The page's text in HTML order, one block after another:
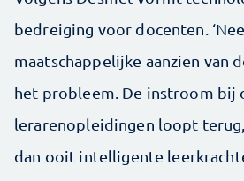
bedreiging voor docenten.
maatschappelijke aanzien van
het probleem. De instroom bij
lerarenopleidingen loopt
dan ooit intelligente